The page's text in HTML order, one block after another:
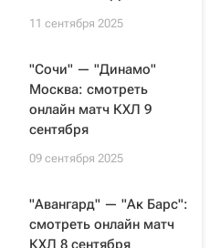
11 сентября 2025
"Сочи" — "Динамо"
Москва: смотреть
онлайн матч КХЛ 9
сентября
09 сентября 2025
"Авангард" — "Ак Барс":
смотреть онлайн матч
КХЛ 8 сентября